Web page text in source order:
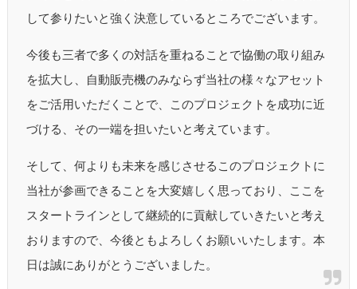
して参りたいと強く決意しているところでございます。
今後も三者で多くの対話を重ねることで協働の取り組み
を拡大し、自動販売機のみならず当社の様々なアセット
をご活用いただくことで、このプロジェクトを成功に近
づける、その一端を担いたいと考えています。
そして、何よりも未来を感じさせるこのプロジェクトに
当社が参画できることを大変嬉しく思っており、ここを
スタートラインとして継続的に貢献していきたいと考え
おりますので、今後ともよろしくお願いいたします。本
日は誠にありがとうございました。